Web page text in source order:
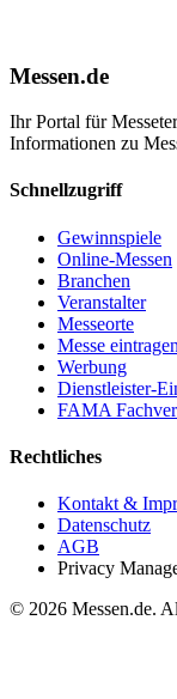
Messen.de
Ihr Portal für
Informationen zu
Schnellzugriff
Gewinnspiele
Online-Messen
Branchen
Veranstalter
Messeorte
Messe eintragen
Werbung
Dienstleister-
FAMA
Rechtliches
Kontakt &
Datenschutz
AGB
Privacy
© 2026 Messen.de.